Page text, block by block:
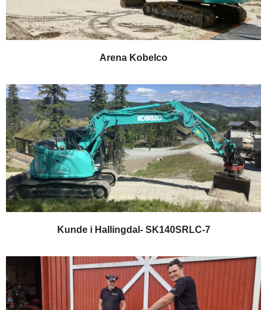
Arena Kobelco
Kunde i Hallingdal- SK140SRLC-7